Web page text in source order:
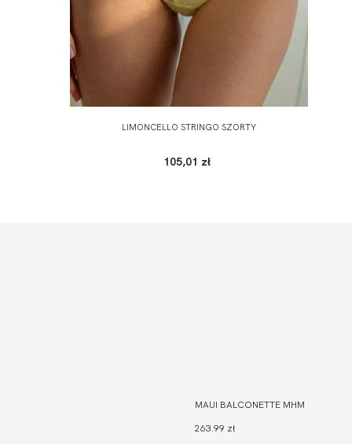
LIMONCELLO STRINGO SZORTY
105,01 zł
MAUI BALCONETTE MHM
263.99 zł